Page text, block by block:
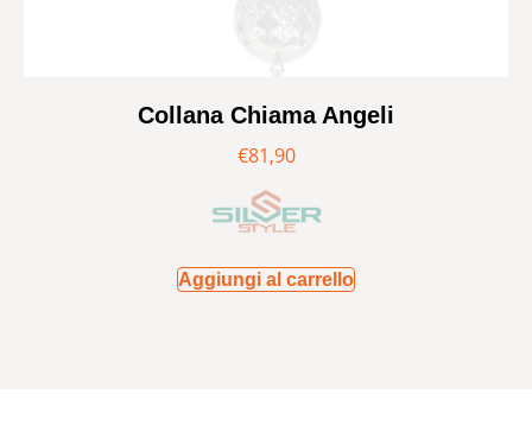
Collana Chiama Angeli
€81,90
Aggiungi al carrello